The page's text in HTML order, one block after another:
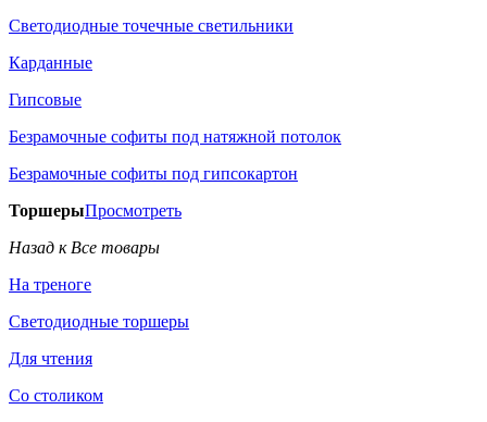
Светодиодные точечные светильники
Карданные
Гипсовые
Безрамочные софиты под натяжной потолок
Безрамочные софиты под гипсокартон
ТоршерыПросмотреть
Назад к Все товары
На треноге
Светодиодные торшеры
Для чтения
Со столиком